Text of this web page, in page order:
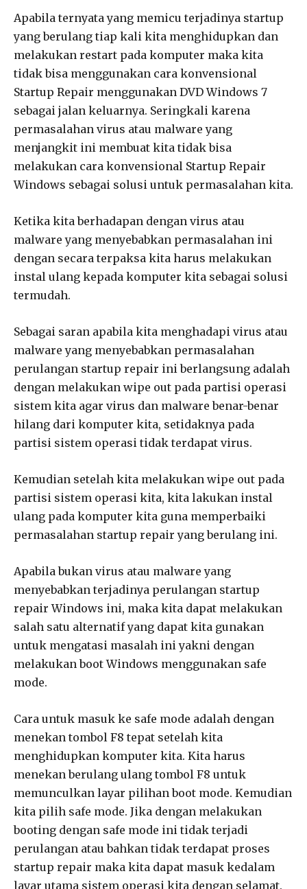
Apabila ternyata yang memicu terjadinya startup
yang berulang tiap kali kita menghidupkan dan
melakukan restart pada komputer maka kita
tidak bisa menggunakan cara konvensional
Startup Repair menggunakan DVD Windows 7
sebagai jalan keluarnya. Seringkali karena
permasalahan virus atau malware yang
menjangkit ini membuat kita tidak bisa
melakukan cara konvensional Startup Repair
Windows sebagai solusi untuk permasalahan kita.
Ketika kita berhadapan dengan virus atau
malware yang menyebabkan permasalahan ini
dengan secara terpaksa kita harus melakukan
instal ulang kepada komputer kita sebagai solusi
termudah.
Sebagai saran apabila kita menghadapi virus atau
malware yang menyebabkan permasalahan
perulangan startup repair ini berlangsung adalah
dengan melakukan wipe out pada partisi operasi
sistem kita agar virus dan malware benar-benar
hilang dari komputer kita, setidaknya pada
partisi sistem operasi tidak terdapat virus.
Kemudian setelah kita melakukan wipe out pada
partisi sistem operasi kita, kita lakukan instal
ulang pada komputer kita guna memperbaiki
permasalahan startup repair yang berulang ini.
Apabila bukan virus atau malware yang
menyebabkan terjadinya perulangan startup
repair Windows ini, maka kita dapat melakukan
salah satu alternatif yang dapat kita gunakan
untuk mengatasi masalah ini yakni dengan
melakukan boot Windows menggunakan safe
mode.
Cara untuk masuk ke safe mode adalah dengan
menekan tombol F8 tepat setelah kita
menghidupkan komputer kita. Kita harus
menekan berulang ulang tombol F8 untuk
memunculkan layar pilihan boot mode. Kemudian
kita pilih safe mode. Jika dengan melakukan
booting dengan safe mode ini tidak terjadi
perulangan atau bahkan tidak terdapat proses
startup repair maka kita dapat masuk kedalam
layar utama sistem operasi kita dengan selamat.